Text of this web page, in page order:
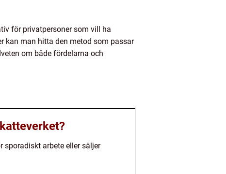
för privatpersoner som vill ha
kan man hitta den metod som passar
om både fördelarna och
sporadiskt arbete eller säljer